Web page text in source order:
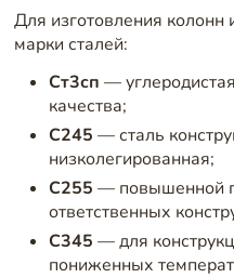
Для изготовления
марки сталей:
Ст3сп —
качества;
С245 — сталь
низколегированная;
С255 — повышенной
ответственных
С345 — для
пониженных